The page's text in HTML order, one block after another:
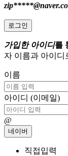
로그인
가입한 아이디를
자 이름과 아이디
이름
아이디 (이메일)
@
네이버
직접입력